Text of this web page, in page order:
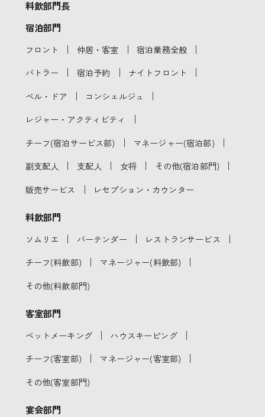
料飲部門長
宿泊部門
フロント ｜ 仲居・客室 ｜ 宿泊業務全般 ｜
バトラー ｜ 宿泊予約 ｜ ナイトフロント ｜
ベル・ドア ｜ コンシェルジュ ｜
レジャー・アクティビティ ｜
チーフ(宿泊サービス部) ｜ マネージャー(宿泊部) ｜
副支配人 ｜ 支配人 ｜ 女将 ｜ その他(宿泊部門) ｜
販売サービス ｜ レセプション・カウンター
料飲部門
ソムリエ ｜ バーテンダー ｜ レストランサービス ｜
チーフ(料飲部) ｜ マネージャー(料飲部) ｜
その他(料飲部門)
客室部門
ベットメーキング ｜ ハウスキーピング ｜
チーフ(客室部) ｜ マネージャー(客室部) ｜
その他(客室部門)
宴会部門